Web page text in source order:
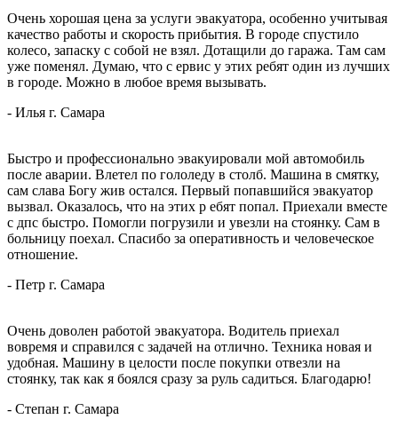
Очень хорошая цена за услуги эвакуатора, особенно учитывая
качество работы и скорость прибытия. В городе спустило
колесо, запаску с собой не взял. Дотащили до гаража. Там сам
уже поменял. Думаю, что с ервис у этих ребят один из лучших
в городе. Можно в любое время вызывать.
- Илья г. Самара
Быстро и профессионально эвакуировали мой автомобиль
после аварии. Влетел по гололеду в столб. Машина в смятку,
сам слава Богу жив остался. Первый попавшийся эвакуатор
вызвал. Оказалось, что на этих р ебят попал. Приехали вместе
с дпс быстро. Помогли погрузили и увезли на стоянку. Сам в
больницу поехал. Спасибо за оперативность и человеческое
отношение.
- Петр г. Самара
Очень доволен работой эвакуатора. Водитель приехал
вовремя и справился с задачей на отлично. Техника новая и
удобная. Машину в целости после покупки отвезли на
стоянку, так как я боялся сразу за руль садиться. Благодарю!
- Степан г. Самара